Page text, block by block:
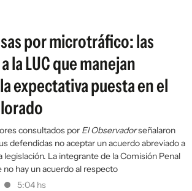
por microtráfico: las
la LUC que manejan
expectativa puesta en el
consultados por El Observadorseñalaron
defendidas no aceptar un acuerdo abreviado a
legislación. La integrante de la Comisión Penal
hay un acuerdo al respecto
5:04 hs